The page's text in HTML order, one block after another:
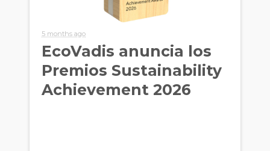
5 months ago
EcoVadis anuncia los
Premios Sustainability
Achievement 2026